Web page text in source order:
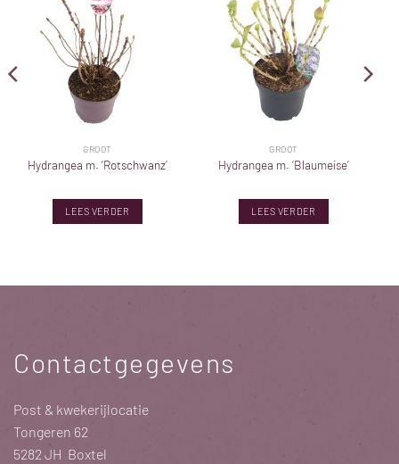
GROOT
Hydrangea m. ‘Rotschwanz’
LEES VERDER
GROOT
Hydrangea m. ‘Blaumeise’
LEES VERDER
Contactgegevens
Post & kwekerijlocatie
Tongeren 62
5282 JH Boxtel